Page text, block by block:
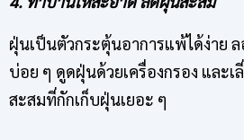
ฝุ่นเป็นตัวกระตุ้นอาการแพ้ได้ง่าย
บ่อย ๆ ดูดฝุ่นด้วยเครื่องกรอง และเ
สะสมที่กักเก็บฝุ่นเยอะ ๆ